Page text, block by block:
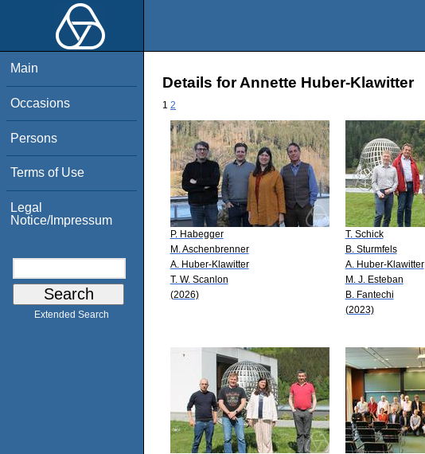
Main
Occasions
Persons
Terms of Use
Legal
Notice/Impressum
Extended Search
Details for Annette Huber-Klawitter
1 2
P. Habegger
M. Aschenbrenner
A. Huber-Klawitter
T. W. Scanlon
(2026)
T. Schick
B. Sturmfels
A. Huber-Klawitter
M. J. Esteban
B. Fantechi
(2023)